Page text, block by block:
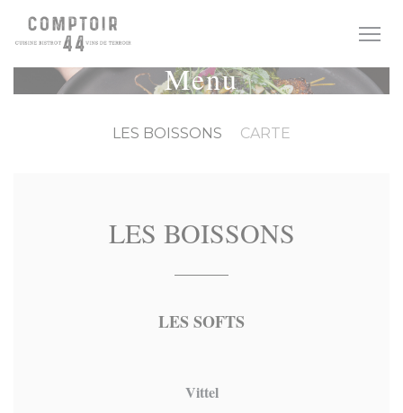
Personalizzazione delle tue scelte sui cookie
Menu
LES BOISSONS CARTE
LES BOISSONS
LES SOFTS
Vittel